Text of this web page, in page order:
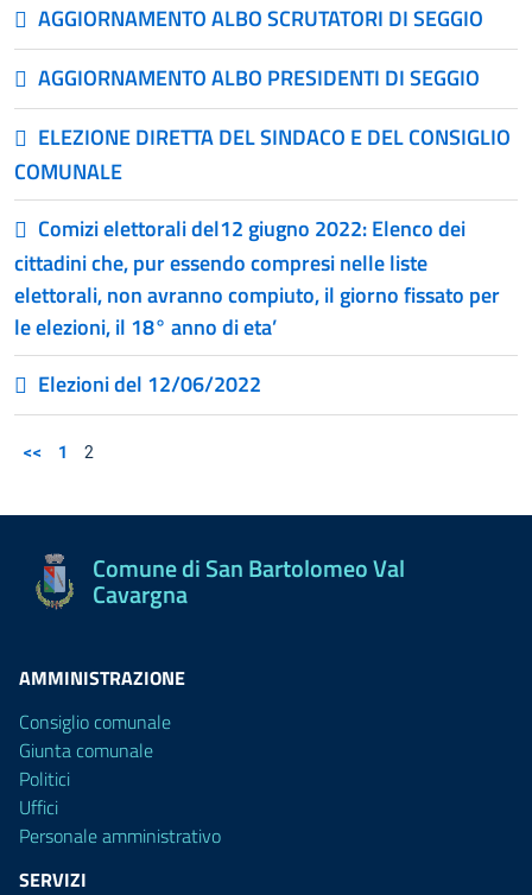
AGGIORNAMENTO ALBO SCRUTATORI DI SEGGIO
AGGIORNAMENTO ALBO PRESIDENTI DI SEGGIO
ELEZIONE DIRETTA DEL SINDACO E DEL CONSIGLIO
COMUNALE
Comizi elettorali del12 giugno 2022: Elenco dei
cittadini che, pur essendo compresi nelle liste
elettorali, non avranno compiuto, il giorno fissato per
le elezioni, il 18° anno di eta’
Elezioni del 12/06/2022
<< 1 2
Comune di San Bartolomeo Val
Cavargna
AMMINISTRAZIONE
Consiglio comunale
Giunta comunale
Politici
Uffici
Personale amministrativo
SERVIZI